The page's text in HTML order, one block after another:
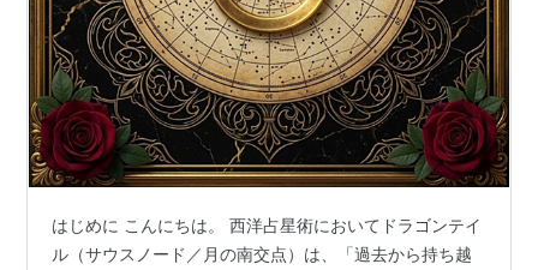
はじめに こんにちは。 西洋占星術においてドラゴンテイ
ル（サウスノード／月の南交点）は、「過去から持ち越